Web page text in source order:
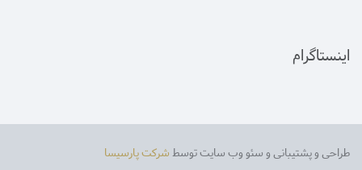
اینستاگرام
طراحی و پشتیبانی و سئو وب سایت توسطشرکت پارسیسا